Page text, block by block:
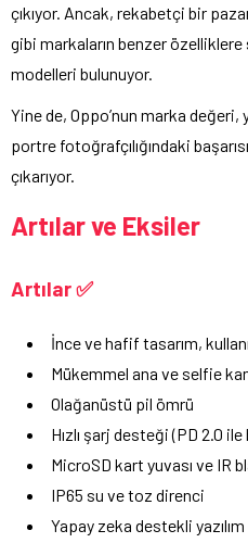
çıkıyor. Ancak, rekabetçi bir
gibi markaların benzer
modelleri bulunuyor.
Yine de, Oppo’nun marka değeri,
portre fotoğrafçılığındaki
çıkarıyor.
Artılar ve Eksiler
Artılar ✅
İnce ve hafif tasarım,
Mükemmel ana ve selfie
Olağanüstü pil ömrü
Hızlı şarj desteği (PD 2.0 ile
MicroSD kart yuvası ve IR
IP65 su ve toz direnci
Yapay zeka destekli